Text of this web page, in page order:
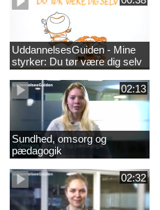
UddannelsesGuiden - Mine
styrker: Du tør være dig selv
02:13
Sundhed, omsorg og
pædagogik
02:32